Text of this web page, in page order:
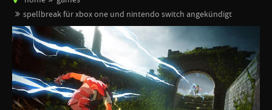
spellbreak für xbox one und nintendo switch angekündigt